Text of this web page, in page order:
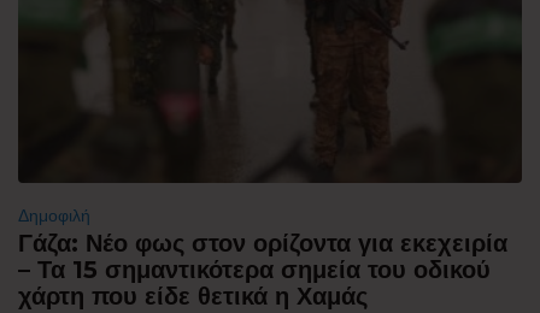
Δημοφιλή
Γάζα: Νέο φως στον ορίζοντα για εκεχειρία
– Τα 15 σημαντικότερα σημεία του οδικού
χάρτη που είδε θετικά η Χαμάς